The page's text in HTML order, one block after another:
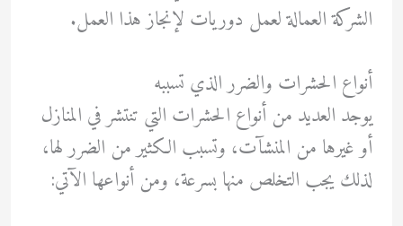
الشركة العمالة لعمل دوريات لإنجاز هذا العمل.
أنواع الحشرات والضرر الذي تسببه
يوجد العديد من أنواع الحشرات التي تنتشر في المنازل
أو غيرها من المنشآت، وتسبب الكثير من الضرر لها،
لذلك يجب التخلص منها بسرعة، ومن أنواعها الآتي: